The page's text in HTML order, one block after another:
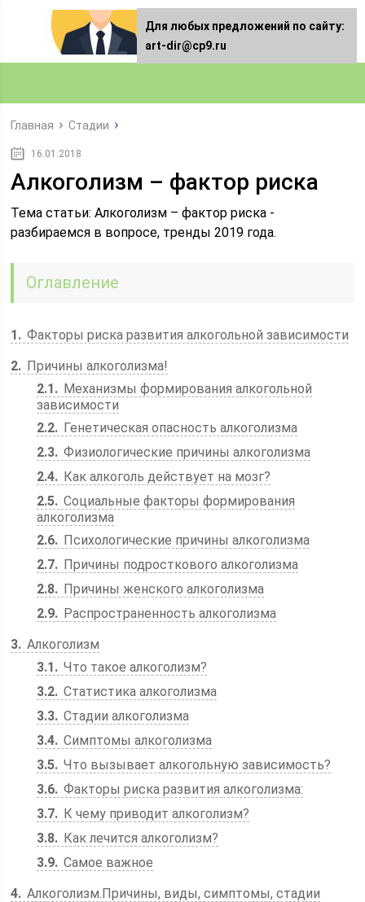
Главная Стадии
16.01.2018
Алкоголизм – фактор риска
Тема статьи: Алкоголизм – фактор риска -
разбираемся в вопросе, тренды 2019 года.
Оглавление
1
Факторы риска развития алкогольной зависимости
2
Причины алкоголизма!
2.1
Механизмы формирования алкогольной
зависимости
2.2
Генетическая опасность алкоголизма
2.3 Физиологические причины алкоголизма
2.4
Как алкоголь действует на мозг?
2.5 Социальные факторы формирования
алкоголизма
2.6
Психологические причины алкоголизма
2.7
Причины подросткового алкоголизма
2.8
Причины женского алкоголизма
2.9
Распространенность алкоголизма
3 Алкоголизм
3.1
Что такое алкоголизм?
3.2 Статистика алкоголизма
3.3 Стадии алкоголизма
3.4 Симптомы алкоголизма
3.5 Что вызывает алкогольную зависимость?
3.6 Факторы риска развития алкоголизма:
3.7
К чему приводит алкоголизм?
3.8
Как лечится алкоголизм?
3.9 Самое важное
4 Алкоголизм.Причины, виды, симптомы, стадии
Для любых предложений по сайту:
art-dir@cp9.ru